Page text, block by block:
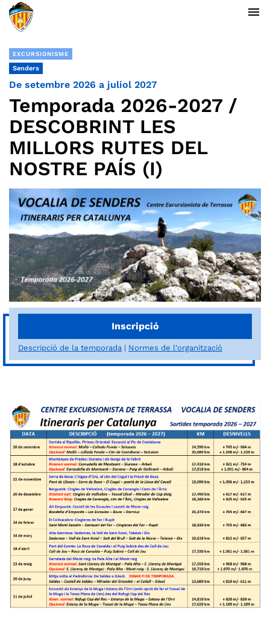
menu
EXCURSIONISME
Senders
De setembre 2026 a juliol 2027
Temporada 2026-2027 /
DESCOBRINT LES
MILLORS RUTES DEL
NOSTRE PAÍS (I)
Inscripció
Descripció de la temporada Normes de l'organització